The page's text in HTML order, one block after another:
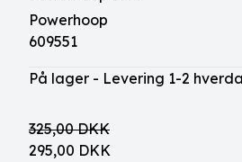
Powerhoop
609551
På lager - Levering 1-2
325,00 DKK
295,00 DKK